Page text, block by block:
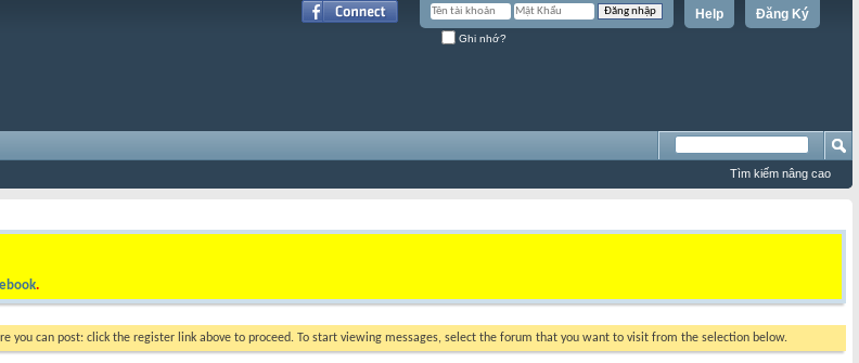
Đăng Ký
Help
Ghi nhớ?
Tìm kiếm nâng cao
.
you can post: click the register link above to proceed. To start viewing messages, select the forum that you want to visit from the selection below.